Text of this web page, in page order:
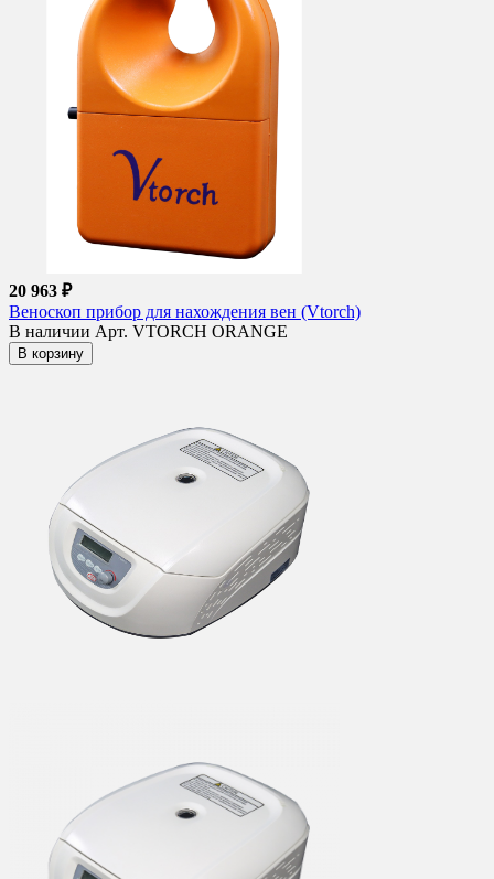
20 963 ₽
Веноскоп прибор для нахождения вен (Vtorch)
В наличии Арт. VTORCH ORANGE
В корзину